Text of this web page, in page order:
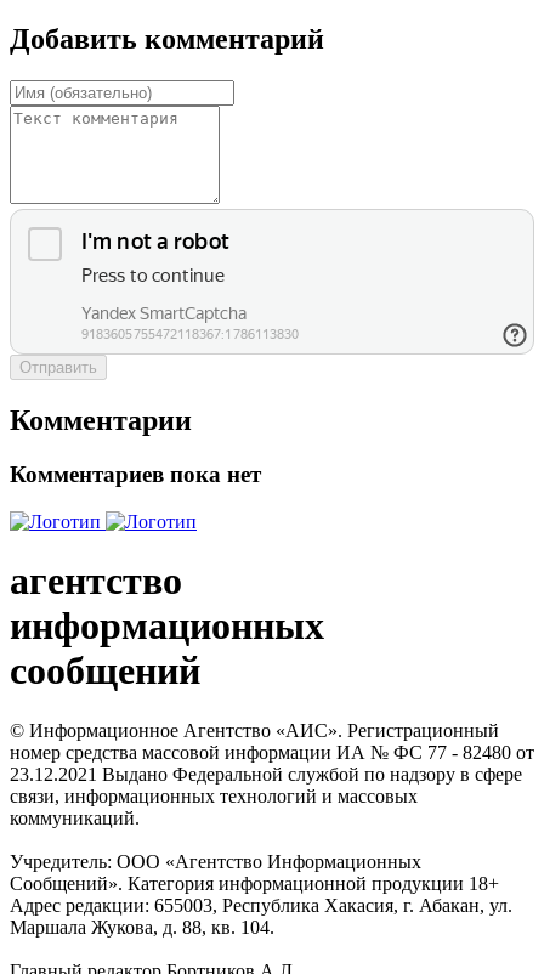
Добавить комментарий
Отправить
Комментарии
Комментариев пока нет
агентство
информационных
сообщений
© Информационное Агентство «АИС». Регистрационный
номер средства массовой информации ИА № ФС 77 - 82480 от
23.12.2021 Выдано Федеральной службой по надзору в сфере
связи, информационных технологий и массовых
коммуникаций.
Учредитель: ООО «Агентство Информационных
Сообщений». Категория информационной продукции 18+
Адрес редакции: 655003, Республика Хакасия, г. Абакан, ул.
Маршала Жукова, д. 88, кв. 104.